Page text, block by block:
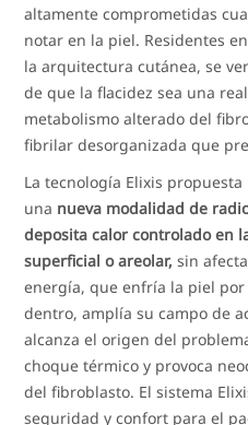
altamente comprometidas
notar en la piel. Residentes
la arquitectura cutánea, se
de que la flacidez sea una
metabolismo alterado del
fibrilar desorganizada que
La tecnología Elixis
una nueva modalidad de
deposita calor controlado en
superficial o areolar, sin
energía, que enfría la piel
dentro, amplía su campo de
alcanza el origen del
choque térmico y provoca
del fibroblasto. El sistema
seguridad y confort para el